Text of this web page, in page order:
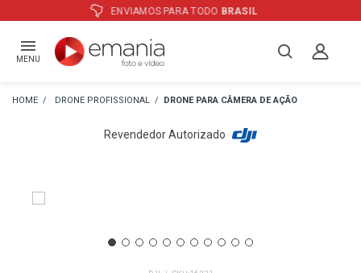
ATÉ12XE PREÇO ESPECIALNO BOLETO
MENU
DRONE PROFISSIONAL DRONE PARA CÂMERA DE AÇÃO
Revendedor Autorizado